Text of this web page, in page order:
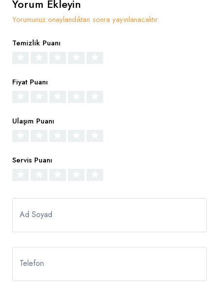
Yorum Ekleyin
Yorumunuz onaylandıktan sonra yayınlanacaktır.
Temizlik Puanı
Fiyat Puanı
Ulaşım Puanı
Servis Puanı
Ad Soyad
Telefon